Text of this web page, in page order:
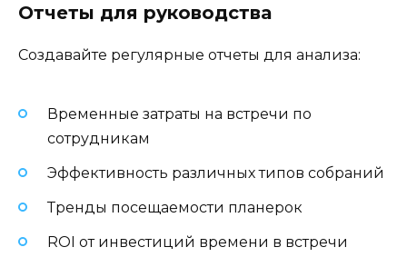
Отчеты для руководства
Создавайте регулярные отчеты для анализа:
Временные затраты на встречи по
сотрудникам
Эффективность различных типов собраний
Тренды посещаемости планерок
ROI от инвестиций времени в встречи